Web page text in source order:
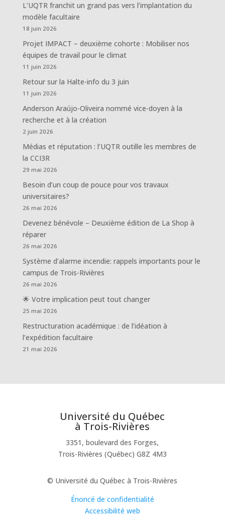
L’UQTR franchit un grand pas vers l’implantation du
modèle facultaire
18 juin 2026
Projet IMPACT – deuxième cohorte : Mobiliser nos
équipes de travail pour le climat
11 juin 2026
Retour sur la Halte-info du 3 juin
11 juin 2026
Anderson Araújo-Oliveira nommé vice-doyen à la
recherche et à la création
2 juin 2026
Médias et réputation : l’UQTR outille les membres de
la CCI3R
29 mai 2026
Besoin d’un coup de pouce pour vos travaux
universitaires?
26 mai 2026
Devenez bénévole – Deuxième édition de La Shop à
réparer
26 mai 2026
Système d’alarme incendie: rappels importants pour le
campus de Trois-Rivières
26 mai 2026
🌟 Votre implication peut tout changer
25 mai 2026
Restructuration académique : de l’idéation à
l’expédition facultaire
21 mai 2026
Université du Québec
à Trois-Rivières
3351, boulevard des Forges,
Trois-Rivières (Québec) G8Z 4M3
© Université du Québec à Trois-Rivières
Énoncé de confidentialité
Accessibilité web